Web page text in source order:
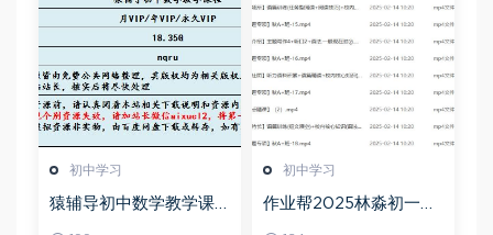
初中学习
猿辅导初中数学教学课
初中学习
作业帮2025林淼初一英